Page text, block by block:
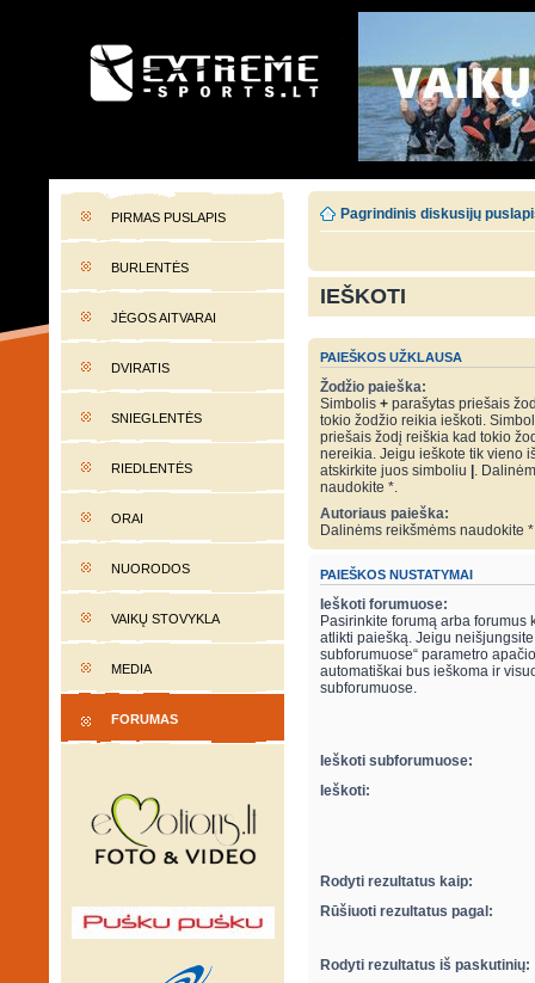
EXTREME-SPORTS.LT
PIRMAS PUSLAPIS
BURLENTĖS
JĖGOS AITVARAI
DVIRATIS
SNIEGLENTĖS
RIEDLENTĖS
ORAI
NUORODOS
VAIKŲ STOVYKLA
MEDIA
FORUMAS
Pagrindinis diskusijų
IEŠKOTI
PAIEŠKOS UŽKLAUSA
Žodžio paieška:
Simbolis + parašytas priešais
tokio žodžio reikia ieškoti.
priešais žodį reiškia kad tokio
nereikia. Jeigu ieškote tik vieno
atskirkite juos simboliu .
naudokite *.
Autoriaus paieška:
Dalinėms reikšmėms naudokite
PAIEŠKOS NUSTATYMAI
Ieškoti forumuose:
Pasirinkite forumą arba forumus
atlikti paiešką. Jeigu neišjungsite
subforumuose“ parametro
automatiškai bus ieškoma ir
subforumuose.
Ieškoti subforumuose:
Ieškoti:
Rodyti rezultatus kaip:
Rūšiuoti rezultatus pagal:
Rodyti rezultatus iš paskutinių: